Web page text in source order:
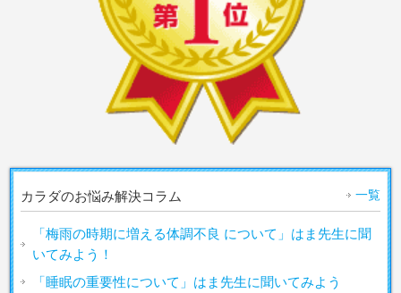
カラダのお悩み解決コラム 一覧
「梅雨の時期に増える体調不良 について」はま先生に聞
いてみよう！
「睡眠の重要性について」はま先生に聞いてみよう